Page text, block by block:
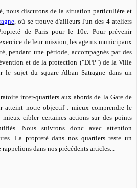
nous discutons de la situation particulière et
, où se trouve d'ailleurs l'un des 4 ateliers
de Paris pour le 10e. Pour prévenir
de leur mission, les agents municipaux
pendant une période, accompagnés par des
et de la protection ("DPP") de la Ville
le sujet du square Alban Satragne dans un
inter-quartiers aux abords de la Gare de
atteint notre objectif : mieux comprendre le
cibler certaines actions sur des points
Nous suivrons donc avec attention
La propreté dans nos quartiers reste un
dans nos précédents articles...